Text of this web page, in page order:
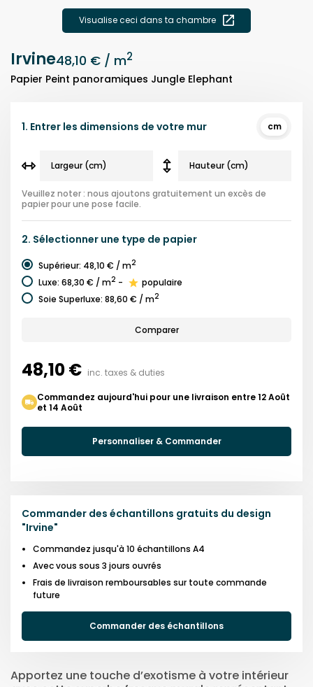
Visualise ceci dans ta chambre
Irvine48,10 € / m2
Papier Peint panoramiques Jungle Elephant
1. Entrer les dimensions de votre mur cm
Veuillez noter : nous ajoutons gratuitement un excès de
papier pour une pose facile.
2. Sélectionner une type de papier
Supérieur: 48,10 € / m2
Luxe: 68,30 € / m2 -
populaire
Soie Superluxe: 88,60 € / m2
Comparer
48,10 € inc. taxes & duties
Commandez aujourd'hui pour une livraison entre 12 Août
et 14 Août
Personnaliser & Commander
Commander des échantillons gratuits du design
"Irvine"
Commandez jusqu'à 10 échantillons A4
Avec vous sous 3 jours ouvrés
Frais de livraison remboursables sur toute commande
future
Commander des échantillons
Apportez une touche d’exotisme à votre intérieur